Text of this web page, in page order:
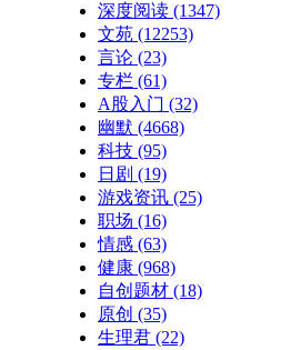
深度阅读 (1347)
文苑 (12253)
言论 (23)
专栏 (61)
A股入门 (32)
幽默 (4668)
科技 (95)
日剧 (19)
游戏资讯 (25)
职场 (16)
情感 (63)
健康 (968)
自创题材 (18)
原创 (35)
生理君 (22)